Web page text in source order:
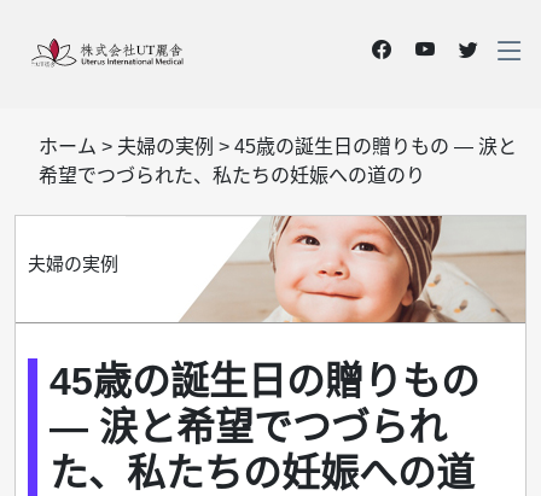
ホーム > 夫婦の実例 > 45歳の誕生日の贈りもの ― 涙と
希望でつづられた、私たちの妊娠への道のり
夫婦の実例
45歳の誕生日の贈りもの
― 涙と希望でつづられ
た、私たちの妊娠への道